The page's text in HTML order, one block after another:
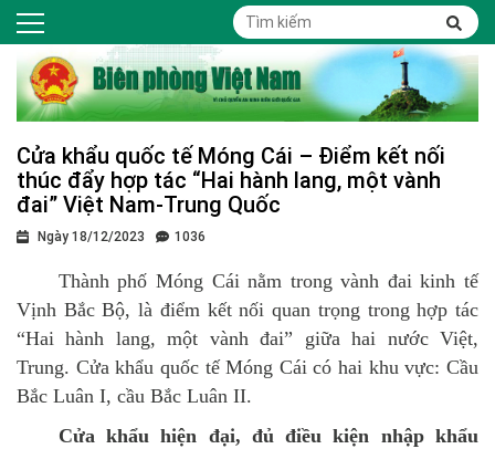
Cửa khẩu quốc tế Móng Cái – Điểm kết nối
thúc đẩy hợp tác “Hai hành lang, một vành
đai” Việt Nam-Trung Quốc
Ngày 18/12/2023 1036
Thành phố Móng Cái nằm trong vành đai kinh tế
Vịnh Bắc Bộ, là điểm kết nối quan trọng trong hợp tác
“Hai hành lang, một vành đai” giữa hai nước Việt,
Trung. Cửa khẩu quốc tế Móng Cái có hai khu vực: Cầu
Bắc Luân I, cầu Bắc Luân II.
Cửa khẩu hiện đại, đủ điều kiện nhập khẩu